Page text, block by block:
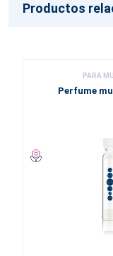
Productos
PARA
Perfume